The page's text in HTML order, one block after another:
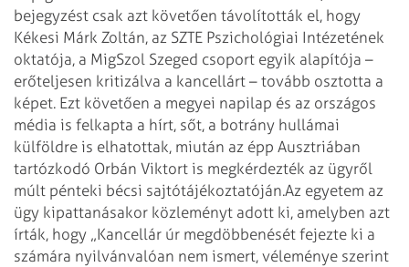
bejegyzést csak azt követően távolították el, hogy
Kékesi Márk Zoltán, az SZTE Pszichológiai Intézetének
oktatója, a MigSzol Szeged csoport egyik alapítója –
erőteljesen kritizálva a kancellárt – tovább osztotta a
képet. Ezt követően a megyei napilap és az országos
média is felkapta a hírt, sőt, a botrány hullámai
külföldre is elhatottak, miután az épp Ausztriában
tartózkodó Orbán Viktort is megkérdezték az ügyről
múlt pénteki bécsi sajtótájékoztatóján.Az egyetem az
ügy kipattanásakor közleményt adott ki, amelyben azt
írták, hogy „Kancellár úr megdöbbenését fejezte ki a
számára nyilvánvalóan nem ismert, véleménye szerint